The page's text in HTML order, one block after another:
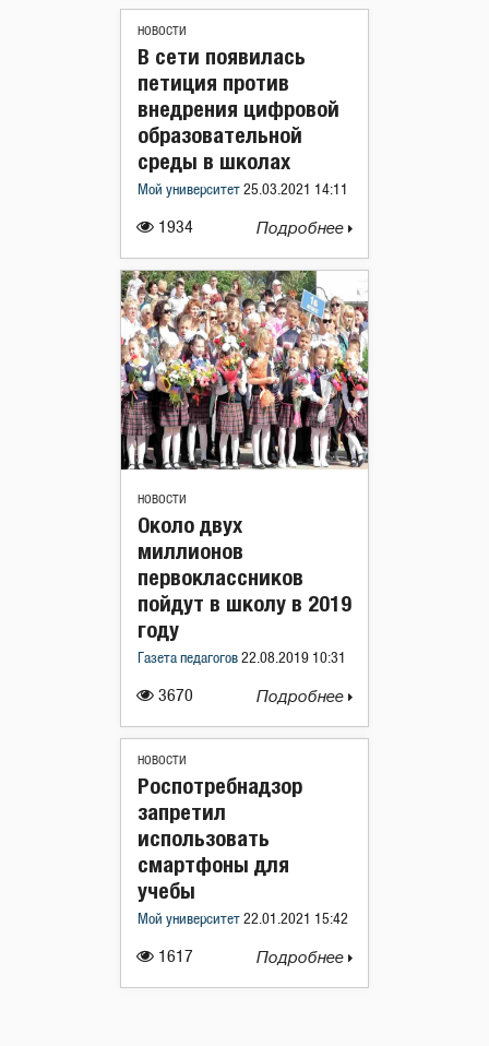
НОВОСТИ
1934
В сети появилась
петиция против
внедрения цифровой
образовательной
среды в школах
Мой университет 25.03.2021 14:11
Подробнее
НОВОСТИ
3670
Около двух
миллионов
первоклассников
пойдут в школу в 2019
году
Газета педагогов 22.08.2019 10:31
Подробнее
НОВОСТИ
1617
Роспотребнадзор
запретил
использовать
смартфоны для
учебы
Мой университет 22.01.2021 15:42
Подробнее